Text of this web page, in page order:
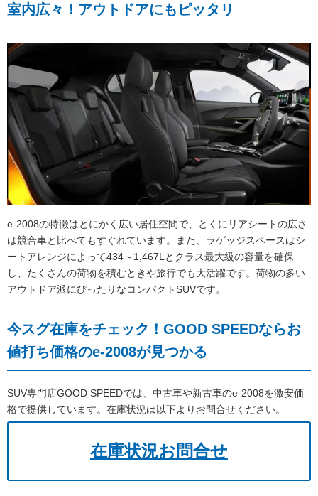
室内広々！アウトドアにもピッタリ
e-2008の特徴はとにかく広い居住空間で、とくにリアシートの広さ
は競合車と比べてもすぐれています。また、ラゲッジスペースはシ
ートアレンジによって434～1,467Lとクラス最大級の容量を確保
し、たくさんの荷物を積むときや旅行でも大活躍です。荷物の多い
アウトドア派にぴったりなコンパクトSUVです。
今スグ在庫をチェック！GOOD SPEEDならお
値打ち価格のe-2008が見つかる
SUV専門店GOOD SPEEDでは、中古車や新古車のe-2008を激安価
格で提供しています。在庫状況は以下よりお問合せください。
在庫状況お問合せ